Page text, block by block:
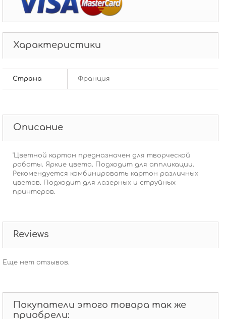
Характеристики
Страна Франция
Описание
'Цветной картон предназначен для творческой
работы. Яркие цвета. Подходит для аппликации.
Рекомендуется комбинировать картон различных
цветов. Подходит для лазерных и струйных
принтеров.
Reviews
Еще нет отзывов.
Покупатели этого товара так же
приобрели: